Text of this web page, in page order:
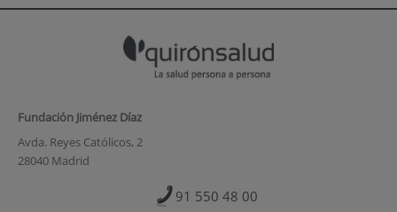
Fundación Jiménez Díaz
Avda. Reyes Católicos, 2
28040 Madrid
91 550 48 00